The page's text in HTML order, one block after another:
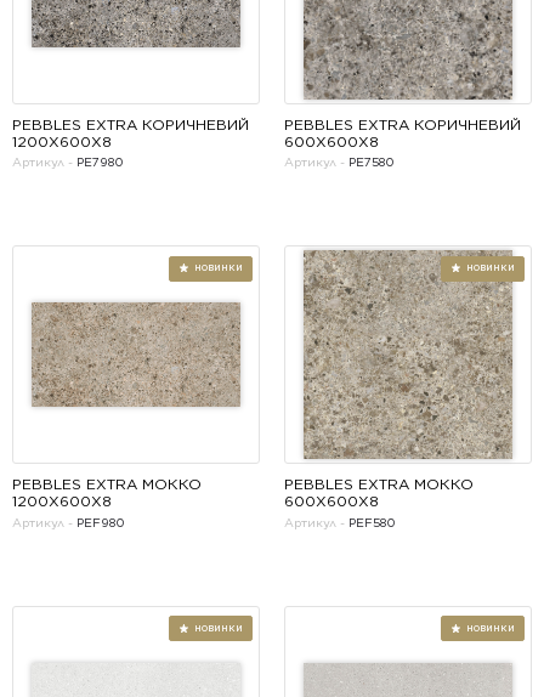
НОВИНКИ
PEBBLES EXTRA КОРИЧНЕВИЙ
1200Х600Х8
Артикул - PE7980
PEBBLES EXTRA КОРИЧНЕВИЙ
600Х600Х8
Артикул - PE7580
PEBBLES EXTRA МОККО
1200Х600Х8
Артикул - PEF980
PEBBLES EXTRA МОККО
600Х600Х8
Артикул - PEF580